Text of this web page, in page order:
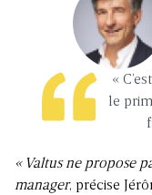
«
le
« Valtus ne propose
manager, précise